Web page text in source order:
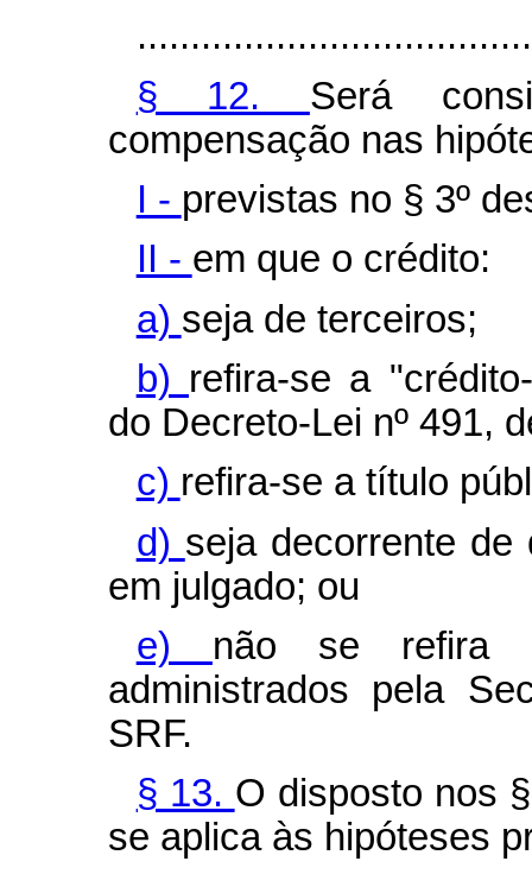
§ 12. Será
compensação nas
I - previstas no § 3º
II - em que o crédito:
a) seja de terceiros;
b) refira-se a
do Decreto-Lei nº 491,
c) refira-se a título
d) seja decorrente de
em julgado; ou
e) não se refira
administrados pela
SRF.
§ 13. O disposto nos
se aplica às hipóteses